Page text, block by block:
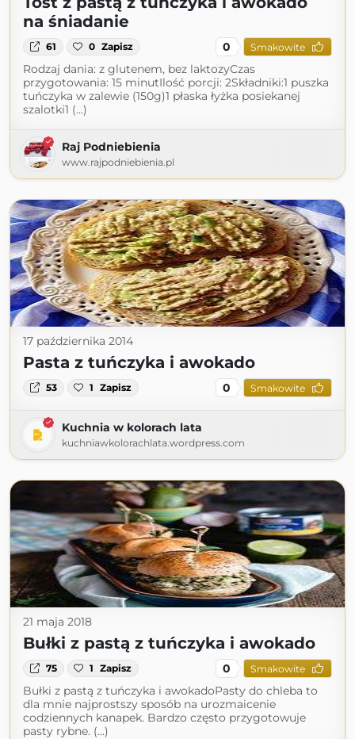
na śniadanie
61 0 Zapisz 0 Smakowite
Rodzaj dania: z glutenem, bez laktozyCzas
przygotowania: 15 minutIlość porcji: 2Składniki:1 puszka
tuńczyka w zalewie (150g)1 płaska łyżka posiekanej
szalotki1 (...)
Raj Podniebienia
www.rajpodniebienia.pl
17 października 2014
Pasta z tuńczyka i awokado
53 1 Zapisz 0 Smakowite
Kuchnia w kolorach lata
kuchniawkolorachlata.wordpress.com
21 maja 2018
Bułki z pastą z tuńczyka i awokado
75 1 Zapisz 0 Smakowite
Bułki z pastą z tuńczyka i awokadoPasty do chleba to
dla mnie najprostszy sposób na urozmaicenie
codziennych kanapek. Bardzo często przygotowuje
pasty rybne. (...)